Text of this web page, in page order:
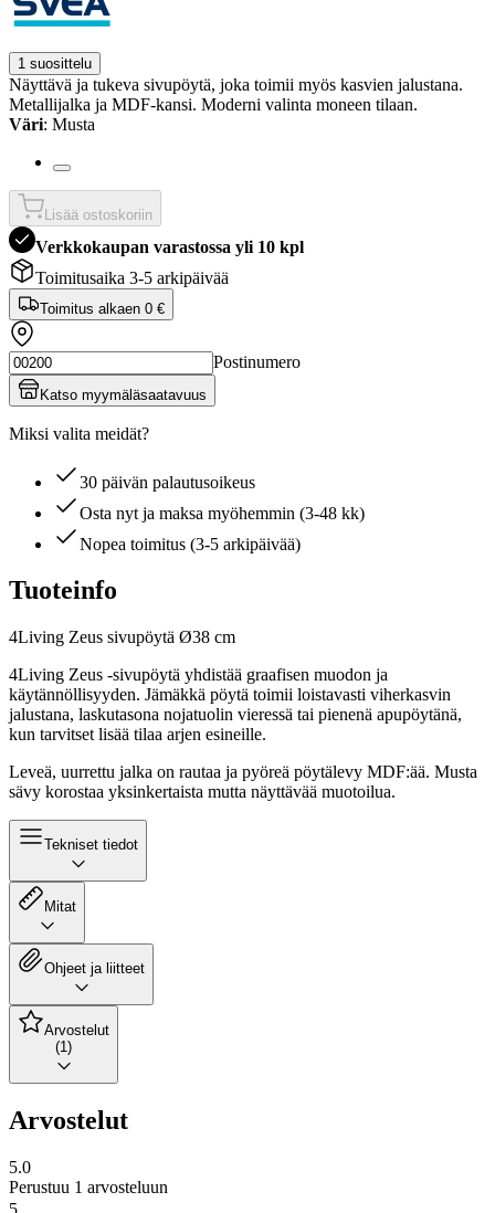
1 suosittelu
Näyttävä ja tukeva sivupöytä, joka toimii myös kasvien jalustana.
Metallijalka ja MDF-kansi. Moderni valinta moneen tilaan.
Väri: Musta
Lisää ostoskoriin
Verkkokaupan varastossa yli 10 kpl
Toimitusaika 3-5 arkipäivää
Toimitus alkaen 0 €
Postinumero
Katso myymäläsaatavuus
Miksi valita meidät?
30 päivän palautusoikeus
Osta nyt ja maksa myöhemmin (3-48 kk)
Nopea toimitus (3-5 arkipäivää)
Tuoteinfo
4Living Zeus sivupöytä Ø38 cm
4Living Zeus -sivupöytä yhdistää graafisen muodon ja
käytännöllisyyden. Jämäkkä pöytä toimii loistavasti viherkasvin
jalustana, laskutasona nojatuolin vieressä tai pienenä apupöytänä,
kun tarvitset lisää tilaa arjen esineille.
Leveä, uurrettu jalka on rautaa ja pyöreä pöytälevy MDF:ää. Musta
sävy korostaa yksinkertaista mutta näyttävää muotoilua.
Tekniset tiedot
Mitat
Ohjeet ja liitteet
Arvostelut
(1)
Arvostelut
5.0
Perustuu 1 arvosteluun